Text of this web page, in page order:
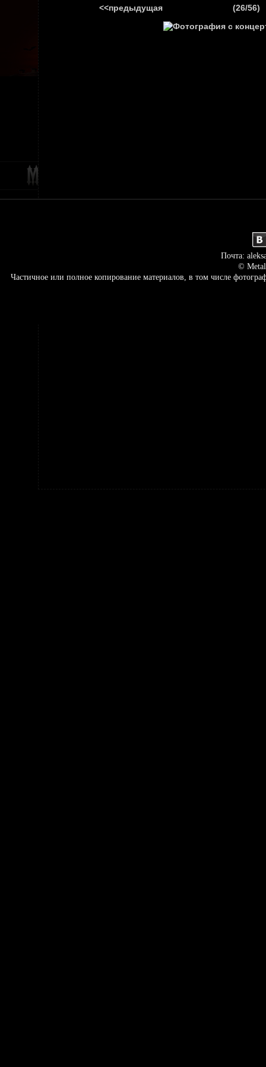
<<предыдущая (26/56)
Почта:
©
Частичное или полное копирование материалов, в том числе